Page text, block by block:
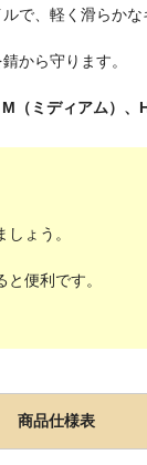
で、軽く滑らかな
から守ります。
（ミディアム）、
しょう。
便利です。
商品仕様表